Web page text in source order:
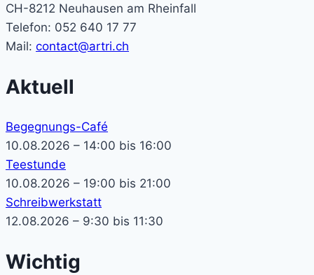
CH-8212 Neuhausen am Rheinfall
Telefon: 052 640 17 77
Mail: contact@artri.ch
Aktuell
Begegnungs-Café
10.08.2026 – 14:00 bis 16:00
Teestunde
10.08.2026 – 19:00 bis 21:00
Schreibwerkstatt
12.08.2026 – 9:30 bis 11:30
Wichtig